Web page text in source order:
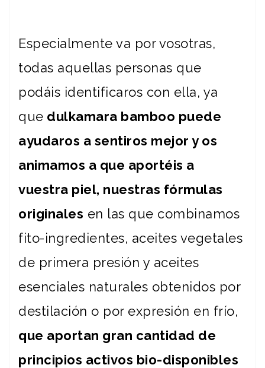
Especialmente va por vosotras,
todas aquellas personas que
podáis identificaros con ella, ya
que dulkamara bamboo puede
ayudaros a sentiros mejor y os
animamos a que aportéis a
vuestra piel, nuestras fórmulas
originales en las que combinamos
fito-ingredientes, aceites vegetales
de primera presión y aceites
esenciales naturales obtenidos por
destilación o por expresión en frío,
que aportan gran cantidad de
principios activos bio-disponibles